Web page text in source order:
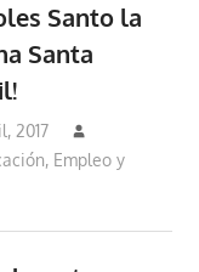
Santo la
Santa
2017
Empleo y